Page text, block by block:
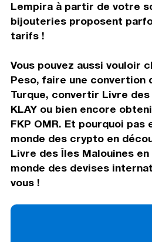
Lempira à partir de votre
bijouteries proposent
tarifs !
Vous pouvez aussi vouloir
Peso, faire une convertion
Turque, convertir Livre
KLAY ou bien encore
FKP OMR. Et pourquoi
monde des crypto en
Livre des Îles Malouines en
monde des devises
vous !